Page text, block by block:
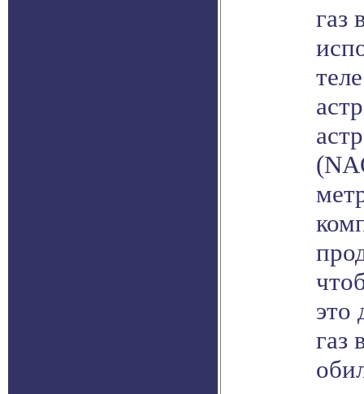
газ
это
газ